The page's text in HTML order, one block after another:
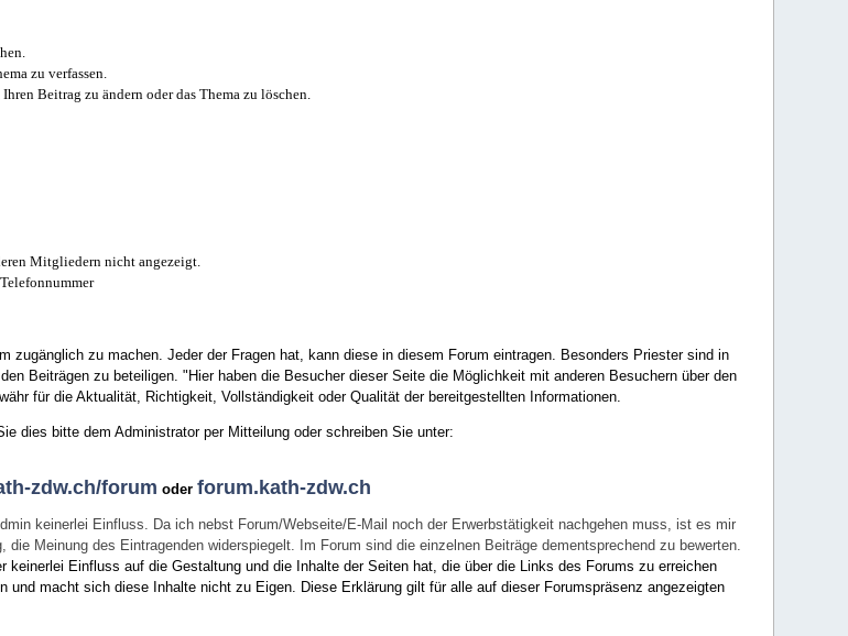
zu verfassen.
Beitrag zu ändern oder das Thema zu löschen.
Mitgliedern nicht angezeigt.
zugänglich zu machen. Jeder der Fragen hat, kann diese in diesem Forum eintragen. Besonders Priester sind in
Beiträgen zu beteiligen. "Hier haben die Besucher dieser Seite die Möglichkeit mit anderen Besuchern über den
für die Aktualität, Richtigkeit, Vollständigkeit oder Qualität der bereitgestellten Informationen.
dies bitte dem Administrator per Mitteilung oder schreiben Sie unter:
zdw.ch/forum oderforum.kath-zdw.ch
keinerlei Einfluss. Da ich nebst Forum/Webseite/E-Mail noch der Erwerbstätigkeit nachgehen muss, ist es mir
Meinung des Eintragenden widerspiegelt. Im Forum sind die einzelnen Beiträge dementsprechend zu bewerten.
Einfluss auf die Gestaltung und die Inhalte der Seiten hat, die über die Links des Forums zu erreichen
und macht sich diese Inhalte nicht zu Eigen. Diese Erklärung gilt für alle auf dieser Forumspräsenz angezeigten